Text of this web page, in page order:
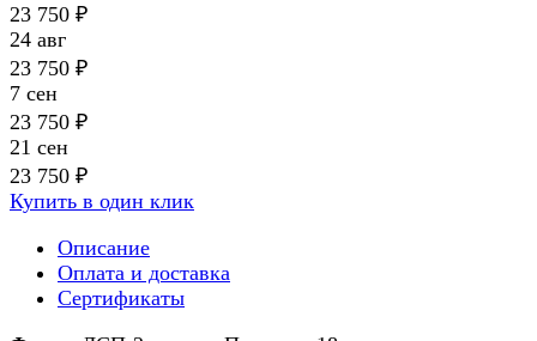
23 750 ₽
24 авг
23 750 ₽
7 сен
23 750 ₽
21 сен
23 750 ₽
Купить в один клик
Описание
Оплата и доставка
Сертификаты